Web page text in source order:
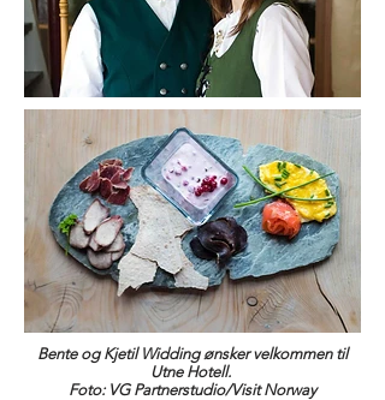
Bente og Kjetil Widding ønsker velkommen til
Utne Hotell.
Foto: VG Partnerstudio/Visit Norway